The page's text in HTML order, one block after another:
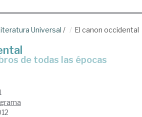
Universal / El canon occidental
de todas las épocas